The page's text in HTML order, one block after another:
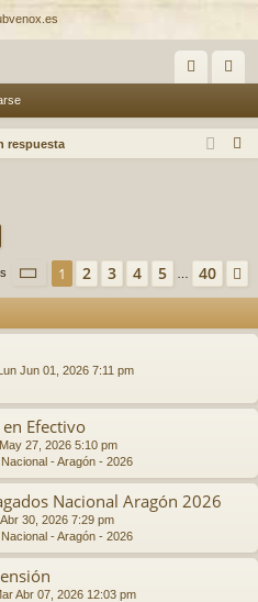
nti ist
respuesta
Página de 40
1 2 3 4 5 40
Jun 01, 2026 7:11 pm
Efectivo
27, 2026 5:10 pm
- Aragón - 2026
Nacional Aragón 2026
30, 2026 7:29 pm
- Aragón - 2026
Abr 07, 2026 12:03 pm